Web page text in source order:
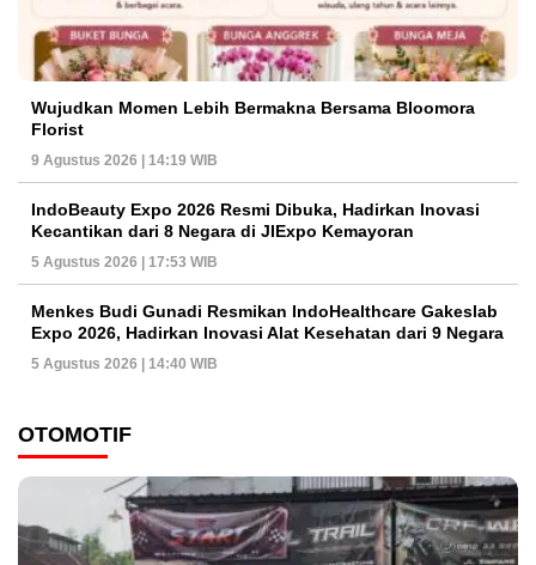
Wujudkan Momen Lebih Bermakna Bersama Bloomora
Florist
9 Agustus 2026 | 14:19 WIB
IndoBeauty Expo 2026 Resmi Dibuka, Hadirkan Inovasi
Kecantikan dari 8 Negara di JIExpo Kemayoran
5 Agustus 2026 | 17:53 WIB
Menkes Budi Gunadi Resmikan IndoHealthcare Gakeslab
Expo 2026, Hadirkan Inovasi Alat Kesehatan dari 9 Negara
5 Agustus 2026 | 14:40 WIB
OTOMOTIF